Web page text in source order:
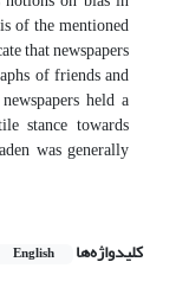
of the mentioned
that newspapers
of friends and
held a
stance towards
was generally
کلیدواژه‌ها English